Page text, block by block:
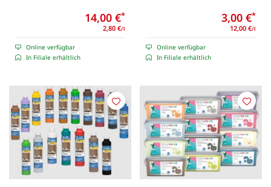
14,00 €*
2,80 €/l
Online verfügbar
In Filiale erhältlich
3,00 €*
12,00 €/l
Online verfügbar
In Filiale erhältlich
Merken